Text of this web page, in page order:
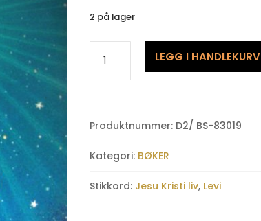
2 på lager
nye
Tidsalders
antall
LEGG I HANDLEKURV
Produktnummer: D2/ BS-83019
Kategori: BØKER
Stikkord: Jesu Kristi liv, Levi